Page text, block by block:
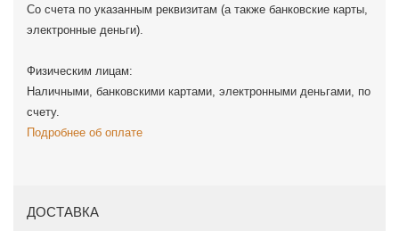
Со счета по указанным реквизитам (а также банковские карты,
электронные деньги).
Физическим лицам:
Наличными, банковскими картами, электронными деньгами, по
счету.
Подробнее об оплате
ДОСТАВКА